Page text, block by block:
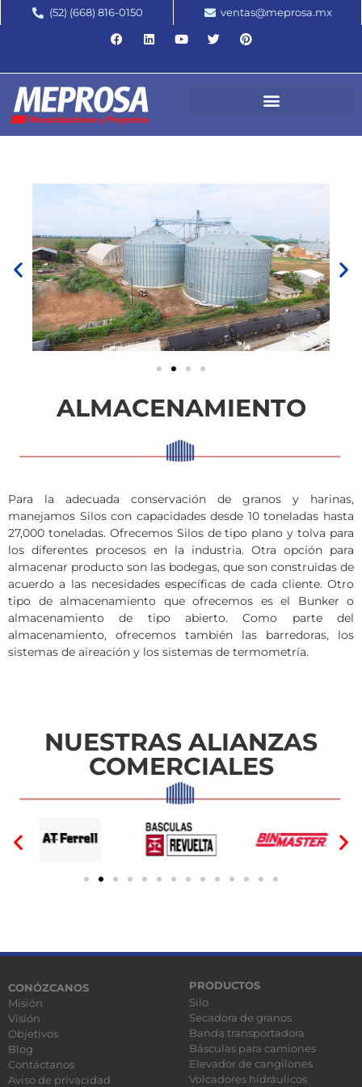
(52) (668) 816-0150 ventas@meprosa.mx
ALMACENAMIENTO
Para la adecuada conservación de granos y harinas,
manejamos Silos con capacidades desde 10 toneladas hasta
27,000 toneladas. Ofrecemos Silos de tipo plano y tolva para
los diferentes procesos en la industria. Otra opción para
almacenar producto son las bodegas, que son construidas de
acuerdo a las necesidades específicas de cada cliente. Otro
tipo de almacenamiento que ofrecemos es el Bunker o
almacenamiento de tipo abierto. Como parte del
almacenamiento, ofrecemos también las barredoras, los
sistemas de aireación y los sistemas de termometría.
NUESTRAS ALIANZAS
COMERCIALES
CONÓZCANOS
Misión
Visión
Objetivos
Blog
Contáctanos
Aviso de privacidad
PRODUCTOS
Silo
Secadora de granos
Banda transportadora
Básculas para camiones
Elevador de cangilones
Volcadores hidráulicos